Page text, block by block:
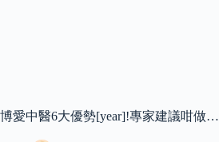
博愛中醫6大優勢[year]!專家建議咁做…